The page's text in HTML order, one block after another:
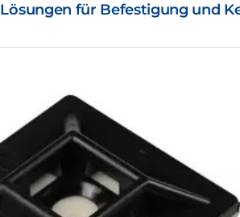
für Befestigung und